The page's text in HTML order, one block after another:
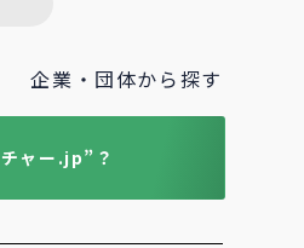
企業・団体から探す
ャー.jp”？